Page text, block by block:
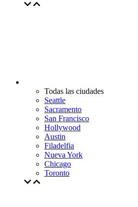
Todas las ciudades
Seattle
Sacramento
San Francisco
Hollywood
Austin
Filadelfia
Nueva York
Chicago
Toronto